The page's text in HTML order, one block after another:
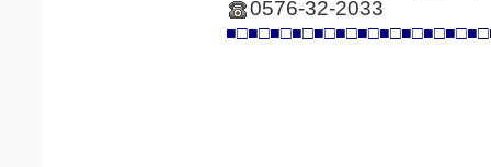
0576-32-2033